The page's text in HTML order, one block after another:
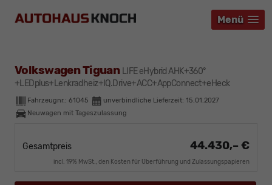
Menü
Menü
Menü
Volkswagen Tiguan LIFE eHybrid AHK+360°
+LEDplus+Lenkradheiz+IQ.Drive+ACC+AppConnect+eHeck
Fahrzeugnr.: 61045 unverbindliche Lieferzeit: 15.01.2027
Neuwagen mit Tageszulassung
Gesamtpreis 44.430,– €
incl. 19% MwSt., den Kosten für Überführung und Zulassungspapieren